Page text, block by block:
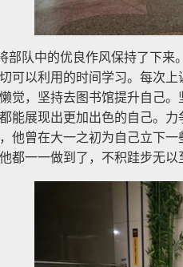
部队中的优良作风保持了下来
可以利用的时间学习。每次
觉，坚持去图书馆提升自己
能展现出更加出色的自己。力
他曾在大一之初为自己立下
都一一做到了，不积跬步无以